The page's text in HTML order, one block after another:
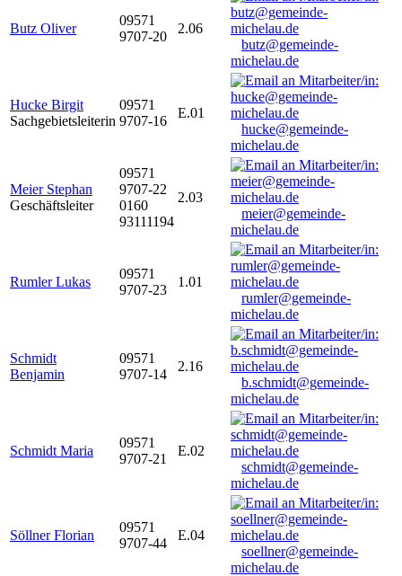
Butz Oliver
09571
9707-20
2.06
butz@gemeinde-
michelau.de
Hucke Birgit
Sachgebietsleiterin
09571
9707-16
E.01
hucke@gemeinde-
michelau.de
Meier Stephan
Geschäftsleiter
09571
9707-22
0160
93111194
2.03
meier@gemeinde-
michelau.de
Rumler Lukas
09571
9707-23
1.01
rumler@gemeinde-
michelau.de
Schmidt
Benjamin
09571
9707-14
2.16
b.schmidt@gemeinde-
michelau.de
Schmidt Maria
09571
9707-21
E.02
schmidt@gemeinde-
michelau.de
Söllner Florian
09571
9707-44
E.04
soellner@gemeinde-
michelau.de